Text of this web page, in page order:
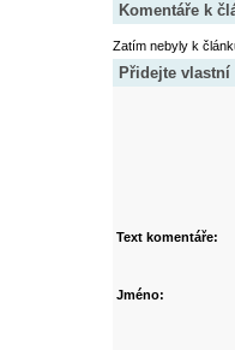
Komentáře k
Zatím nebyly k
Přidejte
Text komentáře:
Jméno: